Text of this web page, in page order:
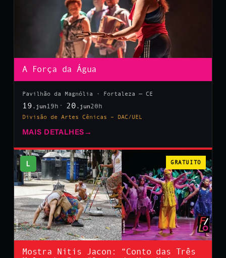
A Força da Água
Pavilhão da Magnólia · Fortaleza — CE
19 .jun 19h 20 .jun20h
Divisão de Artes Cênicas – DAC/UEL
MAIS DETALHES →
L GRATUITO
Mostra Nitis Jacon: “Conto das Três